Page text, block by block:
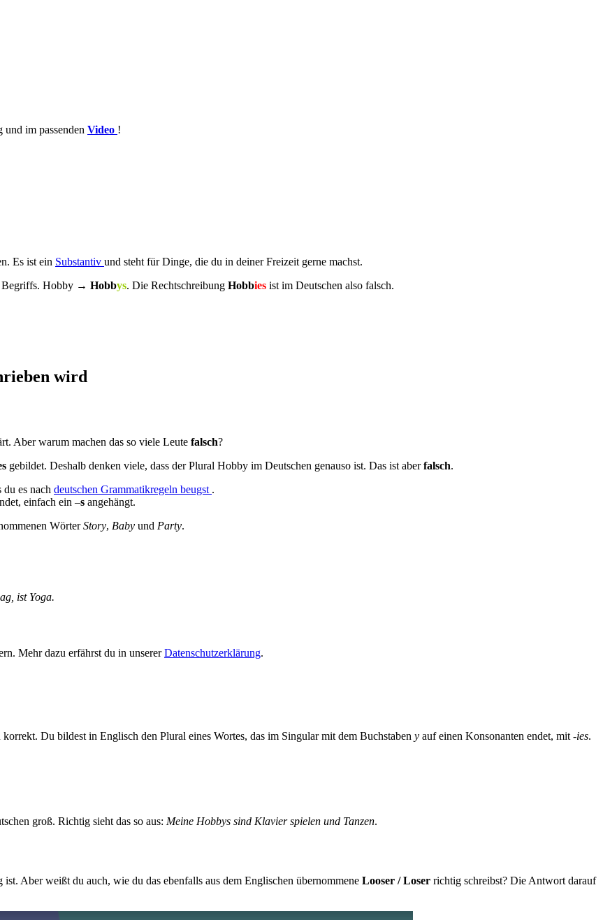
im passenden Video !
Es ist ein Substantiv und steht für Dinge, die du in deiner Freizeit gerne machst.
Begriffs. Hobby → Hobbys. Die Rechtschreibung Hobbies ist im Deutschen also falsch.
wird
Aber warum machen das so viele Leute falsch?
gebildet. Deshalb denken viele, dass der Plural Hobby im Deutschen genauso ist. Das ist aberfalsch.
du es nach deutschen Grammatikregeln beugst .
einfach ein –s angehängt.
WörterStory, Baby und Party.
ist Yoga.
Mehr dazu erfährst du in unsererDatenschutzerklärung.
korrekt. Du bildest in Englisch den Plural eines Wortes, das im Singular mit dem Buchstaben y auf einen Konsonanten endet, mit -ies.
groß. Richtig sieht das so aus: Meine Hobbys sind Klavier spielen und Tanzen.
ist. Aber weißt du auch, wie du das ebenfalls aus dem Englischen übernommene Looser / Loser richtig schreibst? Die Antwort darauf